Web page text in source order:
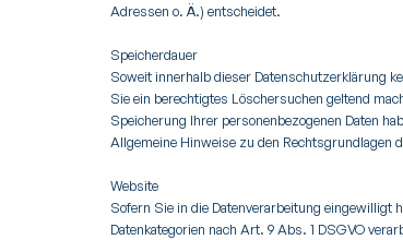
Adressen o. Ä.) entscheidet.
Speicherdauer
Soweit innerhalb dieser Datenschutzerklärung
Sie ein berechtigtes Löschersuchen geltend
Speicherung Ihrer personenbezogenen Daten
Allgemeine Hinweise zu den Rechtsgrundlagen
Website
Sofern Sie in die Datenverarbeitung eingewilligt
Datenkategorien nach Art. 9 Abs. 1 DSGVO